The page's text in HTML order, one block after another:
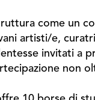
come un
artisti/e,
invitati a
non